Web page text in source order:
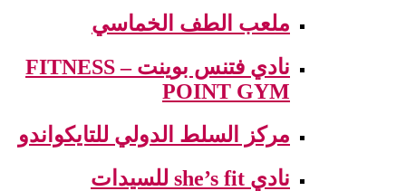
ملعب الطف الخماسي
نادي فتنس بوينت – FITNESS
POINT GYM
مركز السلط الدولي للتايكواندو
نادي she’s fit للسيدات